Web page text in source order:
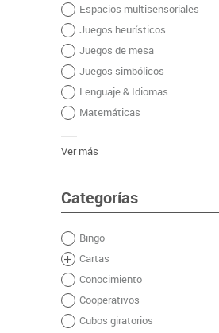
Plastifica, encuaderna, destruye
Papel y manipulados
Espacios multisensoriales
Juegos heurísticos
Juegos de mesa
Juegos simbólicos
Lenguaje & Idiomas
Matemáticas
Ver más
Categorías
Bingo
Cartas
Conocimiento
Cooperativos
Cubos giratorios